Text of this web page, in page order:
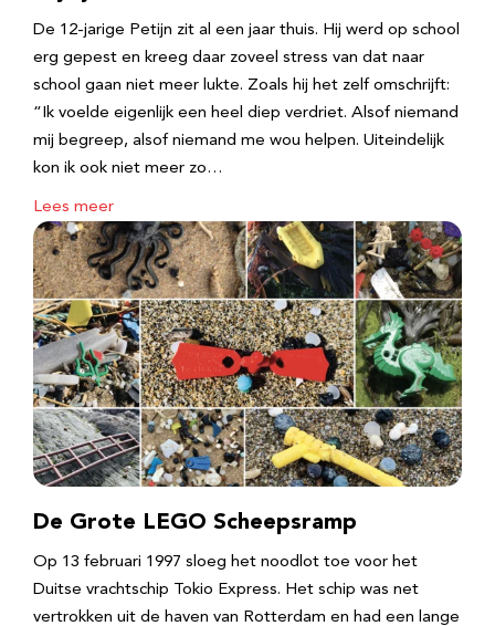
De 12-jarige Petijn zit al een jaar thuis. Hij werd op school
erg gepest en kreeg daar zoveel stress van dat naar
school gaan niet meer lukte. Zoals hij het zelf omschrijft:
“Ik voelde eigenlijk een heel diep verdriet. Alsof niemand
mij begreep, alsof niemand me wou helpen. Uiteindelijk
kon ik ook niet meer zo…
Lees meer
De Grote LEGO Scheepsramp
Op 13 februari 1997 sloeg het noodlot toe voor het
Duitse vrachtschip Tokio Express. Het schip was net
vertrokken uit de haven van Rotterdam en had een lange